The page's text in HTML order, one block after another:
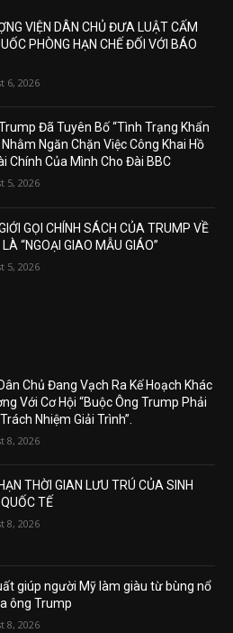
VIỆN DÂN CHỦ ĐƯA LUẬT CẤM
PHÒNG HẠN CHẾ ĐỐI VỚI BÁO
6, 2026
Đã Tuyên Bố “Tình Trạng Khẩn
Nhằm Ngăn Chặn Việc Công Khai Hồ
Chính Của Mình Cho Đài BBC
5, 2026
GỌI CHÍNH SÁCH CỦA TRUMP VỀ
LÀ “NGOẠI GIAO MẪU GIÁO”
5, 2026
Chủ Đang Vạch Ra Kế Hoạch Khác
Với Cơ Hội “Buộc Ông Trump Phải
Nhiệm Giải Trình”.
8, 2026
THỜI GIAN LƯU TRÚ CỦA SINH
TẾ
8, 2026
giúp người Mỹ làm giàu từ bùng nổ
ông Trump
8, 2026